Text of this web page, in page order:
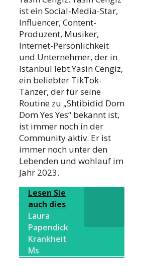
ist ein Social-Media-Star,
Influencer, Content-
Produzent, Musiker,
Internet-Persönlichkeit
und Unternehmer, der in
Istanbul lebt.Yasin Cengiz,
ein beliebter TikTok-
Tänzer, der für seine
Routine zu „Shtibidid Dom
Dom Yes Yes“ bekannt ist,
ist immer noch in der
Community aktiv. Er ist
immer noch unter den
Lebenden und wohlauf im
Jahr 2023.
Lesen Sie
auch dies
Laura
Papendick
Krankheit
Ms